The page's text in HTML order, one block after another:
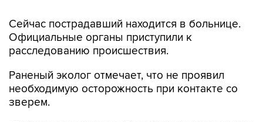
расследованию происшествия.
Раненый эколог отмечает, что не проявил
зверем.
"Тигрица не виновата. Это типичное поведение